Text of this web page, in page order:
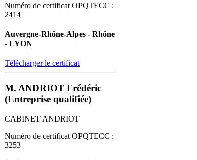
Numéro de certificat OPQTECC :
2414
Auvergne-Rhône-Alpes - Rhône
- LYON
Télécharger le certificat
M. ANDRIOT Frédéric
(Entreprise qualifiée)
CABINET ANDRIOT
Numéro de certificat OPQTECC :
3253